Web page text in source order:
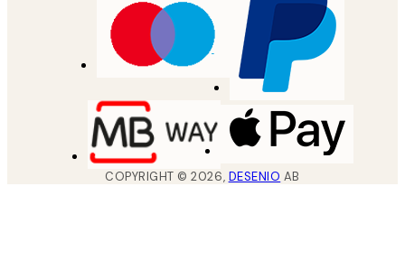
COPYRIGHT ©2026, DESENIO AB